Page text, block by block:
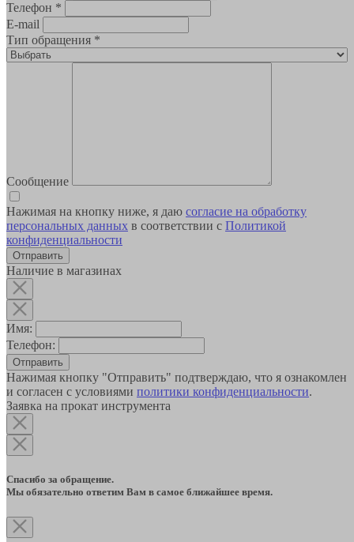
Телефон *
E-mail
Тип обращения *
Сообщение
Нажимая на кнопку ниже, я даю согласие на обработку
персональных данных в соответствии с Политикой
конфиденциальности
Наличие в магазинах
Имя:
Телефон:
Отправить
Нажимая кнопку "Отправить" подтверждаю, что я ознакомлен
и согласен с условиями политики конфиденциальности.
Заявка на прокат инструмента
Спасибо за обращение.
Мы обязательно ответим Вам в самое ближайшее время.